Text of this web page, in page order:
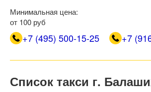
Минимальная цена:
от 100 руб
+7 (495) 500-15-25 +7
Список такси г.